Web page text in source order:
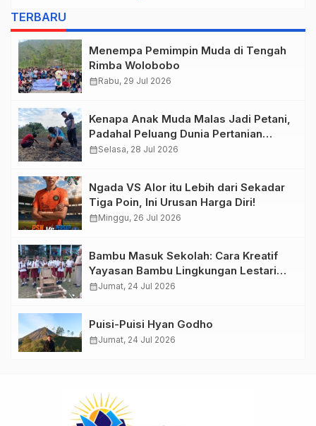
TERBARU
Menempa Pemimpin Muda di Tengah
Rimba Wolobobo
calendar_monthRabu, 29 Jul 2026
Kenapa Anak Muda Malas Jadi Petani,
Padahal Peluang Dunia Pertanian
Menjanjikan?
calendar_monthSelasa, 28 Jul 2026
Ngada VS Alor itu Lebih dari Sekadar
Tiga Poin, Ini Urusan Harga Diri!
calendar_monthMinggu, 26 Jul 2026
Bambu Masuk Sekolah: Cara Kreatif
Yayasan Bambu Lingkungan Lestari
Rayakan Hari Anak Nasional di
calendar_monthJumat, 24 Jul 2026
Puisi-Puisi Hyan Godho
calendar_monthJumat, 24 Jul 2026